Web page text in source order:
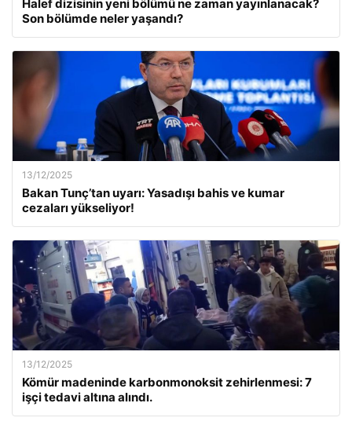
Halef dizisinin yeni bölümü ne zaman yayınlanacak?
Son bölümde neler yaşandı?
13/12/2025
Bakan Tunç’tan uyarı: Yasadışı bahis ve kumar
cezaları yükseliyor!
13/12/2025
Kömür madeninde karbonmonoksit zehirlenmesi: 7
işçi tedavi altına alındı.